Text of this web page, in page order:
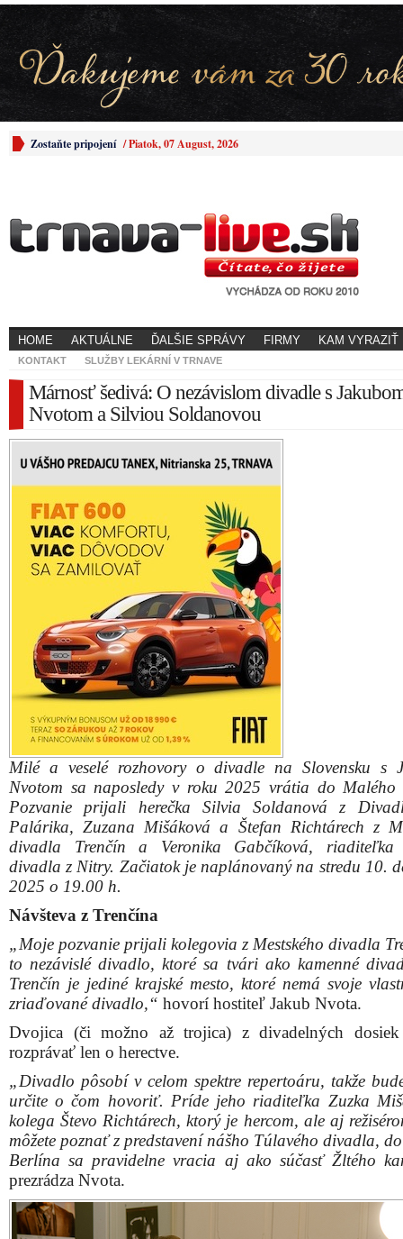
Zostaňte pripojení /Piatok, 07 August, 2026
HOME AKTUÁLNE ĎALŠIE SPRÁVY FIRMY KAM VYRAZIŤ
KONTAKT SLUŽBY LEKÁRNÍ V TRNAVE
Márnosť šedivá: O nezávislom divadle s
Nvotom a Silviou Soldanovou
Milé a veselé rozhovory o divadle na Slovensku s
Nvotom sa naposledy v roku 2025 vrátia do Malého
Pozvanie prijali herečka Silvia Soldanová z
Palárika, Zuzana Mišáková a Štefan Richtárech z
divadla Trenčín a Veronika Gabčíková, riaditeľka
divadla z Nitry. Začiatok je naplánovaný na stredu 10.
2025 o 19.00 h.
Návšteva z Trenčína
„Moje pozvanie prijali kolegovia z Mestského divadla
to nezávislé divadlo, ktoré sa tvári ako kamenné
Trenčín je jediné krajské mesto, ktoré nemá svoje
zriaďované divadlo,“ hovorí hostiteľ Jakub Nvota.
Dvojica (či možno až trojica) z divadelných dosiek
rozprávať len o herectve.
„Divadlo pôsobí v celom spektre repertoáru, takže
určite o čom hovoriť. Príde jeho riaditeľka Zuzka
kolega Števo Richtárech, ktorý je hercom, ale aj
môžete poznať z predstavení nášho Túlavého divadla,
Berlína sa pravidelne vracia aj ako súčasť Žltého
prezrádza Nvota.